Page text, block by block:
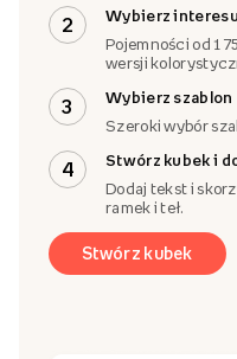
2
Wybierz
Pojemności od
wersji
3
Wybierz szablon
Szeroki wybór
4
Stwórz kubek i
Dodaj tekst i
ramek i teł.
Stwórz kubek